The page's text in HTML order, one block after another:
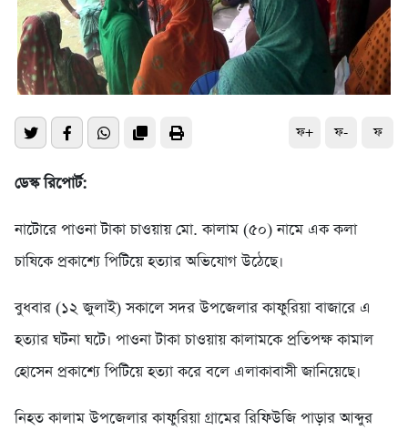
ফ+ ফ- ফ
ডেস্ক রিপোর্ট:
নাটোরে পাওনা টাকা চাওয়ায় মো. কালাম (৫০) নামে এক কলা
চাষিকে প্রকাশ্যে পিটিয়ে হত্যার অভিযোগ উঠেছে।
বুধবার (১২ জুলাই) সকালে সদর উপজেলার কাফুরিয়া বাজারে এ
হত্যার ঘটনা ঘটে। পাওনা টাকা চাওয়ায় কালামকে প্রতিপক্ষ কামাল
হোসেন প্রকাশ্যে পিটিয়ে হত্যা করে বলে এলাকাবাসী জানিয়েছে।
নিহত কালাম উপজেলার কাফুরিয়া গ্রামের রিফিউজি পাড়ার আব্দুর